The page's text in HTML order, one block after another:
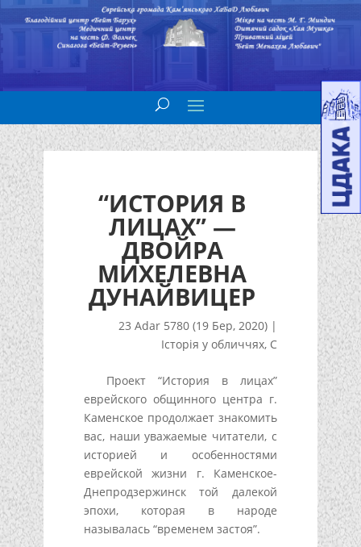
“ИСТОРИЯ В
ЛИЦАХ” —
ДВОЙРА
МИХЕЛЕВНА
ДУНАЙВИЦЕР
23 Adar 5780 (19 Бер, 2020) |
Історія у обличчях, С
Проект “История в лицах”
еврейского общинного центра г.
Каменское продолжает знакомить
вас, наши уважаемые читатели, с
историей и особенностями
еврейской жизни г. Каменское-
Днепродзержинск той далекой
эпохи, которая в народе
называлась “временем застоя”.